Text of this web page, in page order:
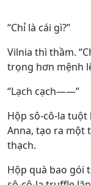
“Chỉ là cái gì?”
Vilnia thì thầm.
trọng hơn mệnh
“Lạch cạch——”
Hộp sô-cô-la
Anna, tạo ra một
thạch.
Hộp quà bao gói